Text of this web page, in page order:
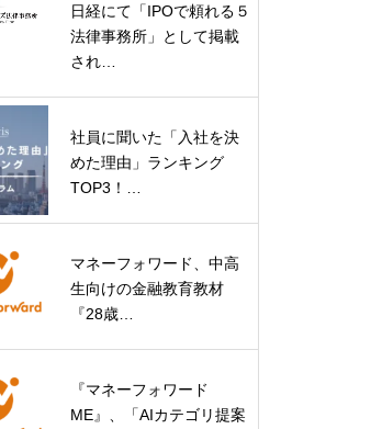
日経にて「IPOで頼れる５
法律事務所」として掲載
され…
社員に聞いた「入社を決
めた理由」ランキング
TOP3！…
マネーフォワード、中高
生向けの金融教育教材
『28歳…
『マネーフォワード
ME』、「AIカテゴリ提案